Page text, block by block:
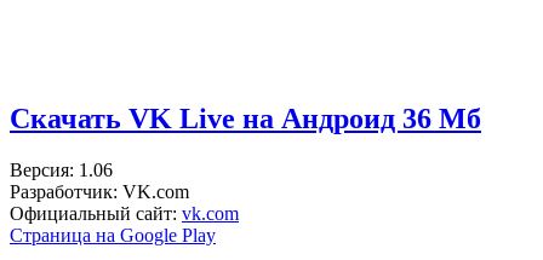
Скачать VK Live на Андроид 36 Мб
Версия: 1.06
Разработчик: VK.com
Официальный сайт: vk.com
Страница на Google Play